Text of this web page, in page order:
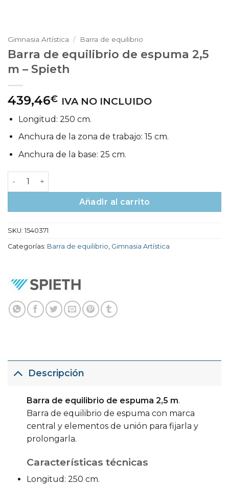
Gimnasia Artística / Barra de equilibrio
Barra de equilibrio de espuma 2,5
m – Spieth
439,46€ IVA NO INCLUIDO
Longitud: 250 cm.
Anchura de la zona de trabajo: 15 cm.
Anchura de la base: 25 cm.
Barra de equilibrio de espuma 2,5 m – Spieth cantidad
Añadir al carrito
SKU: 1540371
Categorías: Barra de equilibrio Gimnasia Artística
Descripción
Barra de equilibrio de espuma 2,5 m.
Barra de equilibrio de espuma con marca
central y elementos de unión para fijarla y
prolongarla.
Características técnicas
Longitud: 250 cm.